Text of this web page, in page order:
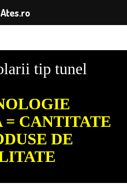
tip tunel
= CANTITATE
DE
Ates.ro